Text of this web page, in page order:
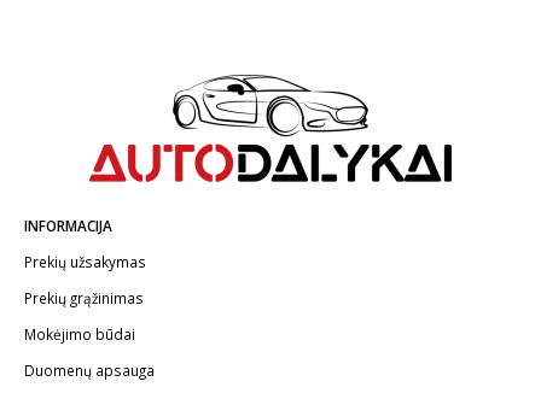
INFORMACIJA
Prekių užsakymas
Prekių grąžinimas
Mokėjimo būdai
Duomenų apsauga